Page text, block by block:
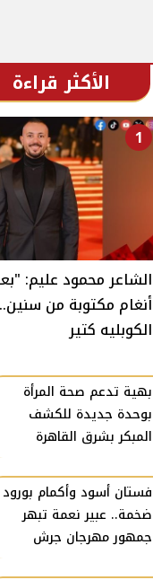
الأكثر قراءة
1
الشاعر محمود عليم:
أنغام مكتوبة من سنين..
الكوبليه كتير
بهية تدعم صحة المرأة
بوحدة جديدة للكشف
المبكر بشرق القاهرة
فستان أسود وأكمام بورود
ضخمة.. عبير نعمة تبهر
جمهور مهرجان جرش